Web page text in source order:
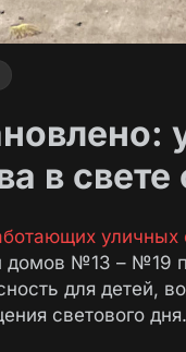
в свете
уличных
№13 – №19
для детей,
светового дня.